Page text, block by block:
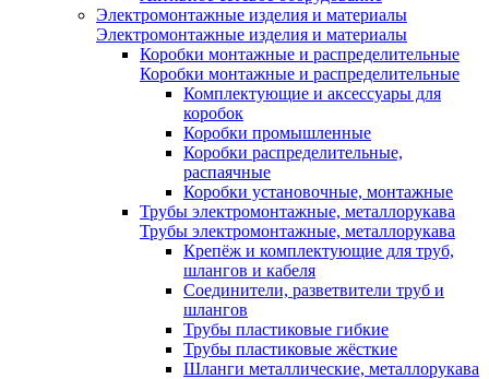
Электромонтажные изделия и материалы
Электромонтажные изделия и материалы
Коробки монтажные и распределительные
Коробки монтажные и распределительные
Комплектующие и аксессуары для
коробок
Коробки промышленные
Коробки распределительные,
распаячные
Коробки установочные, монтажные
Трубы электромонтажные, металлорукава
Трубы электромонтажные, металлорукава
Крепёж и комплектующие для труб,
шлангов и кабеля
Соединители, разветвители труб и
шлангов
Трубы пластиковые гибкие
Трубы пластиковые жёсткие
Шланги металлические, металлорукава